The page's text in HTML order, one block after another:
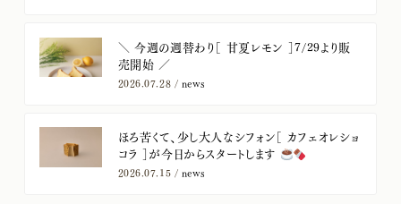
＼ 今週の週替わり［ 甘夏レモン ］7/29より販
売開始 ／
2026.07.28 / news
ほろ苦くて、少し大人なシフォン［ カフェオレショ
コラ ］が今日からスタートします
2026.07.15 / news